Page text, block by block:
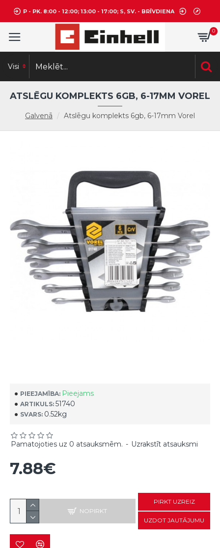
P - PK. 8:00 - 12:00; 13:00 - 17:00; S, SV. - BRĪVDIENA
0
Visi
Galvenā Atslēgu komplekts 6gb, 6-17mm Vorel
ATSLĒGU KOMPLEKTS 6GB, 6-17MM VOREL
PIEEJAMĪBA: Pieejams
ARTIKULS: 51740
SVARS: 0.52kg
Pamatojoties uz 0 atsauksmēm. - Uzrakstīt atsauksmi
7.88€
NOPIRKT
PIRKT UZREIZ
UZDOT JAUTĀJUMU